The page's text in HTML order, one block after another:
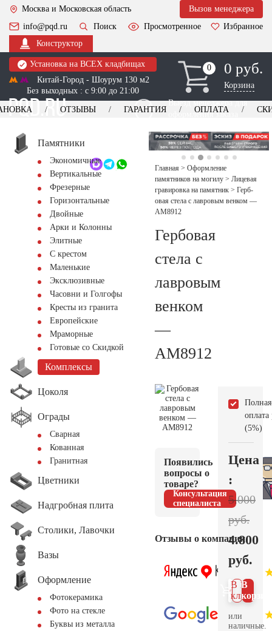
Москва и Московская область
Вызов менеджера
info@pqd.ru
Поиск Просмотренное
Избранное
Конструктор
Установка на ВСЕХ кладбищах
Китай-Город - Шоурум 130 м2
Без выходных : с 9:00 до 21:00
0
0 0 руб.
Корзина
Выезд менеджера для
оформления заказа
+7 (495) 518-44-23
Обратный звонок
ОТЗЫВЫ ГАРАНТИЯ ОПЛАТА
Памятники
Экономичные
Вертикальные
Фрезерные
Горизонтальные
Двойные
Арки и Колонны
Элитные
С крестом
Маленькие
Эксклюзивные
Часовни и Голгофы
Кресты из гранита
Европейские
Мраморные
Готовые со Скидкой
Комплексы
Цоколя
Ограды
Сварная
Кованная
Гранитная
Цветники
Надгробная плита
Столики, Лавочки
Вазы
Оформление
Фотокерамика
Фото на стекле
Буквы из металла
Главная > Оформление
памятников на могилу > Лицевая
гравировка на памятник > Герб­
овая стела с лавровым венком —
AM8912
Герб­овая
стела с
лавровым
венком
—
AM8912
Появились
вопросы о
товаре?
Консультация
специалиста
Отзывы о компании
Полная
оплата
(5%)
Цена
:
5.000
руб.
4.800
руб.
В
В 1
клик
или
наличные.